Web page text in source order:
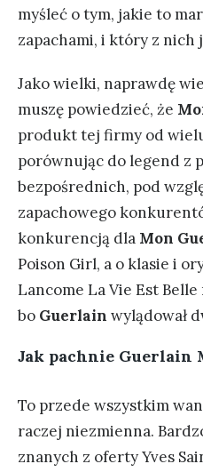
myśleć o tym, jakie to
zapachami, i który z nich
Jako wielki, naprawdę
muszę powiedzieć, że
produkt tej firmy od
porównując do legend z
bezpośrednich, pod
zapachowego
konkurencją dla Mon
Poison Girl, a o klasie i
Lancome La Vie Est
bo Guerlain wylądował
Jak pachnie Guerlain
To przede wszystkim
raczej niezmienna.
znanych z oferty Yves